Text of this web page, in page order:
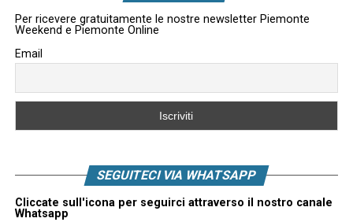
Per ricevere gratuitamente le nostre newsletter Piemonte
Weekend e Piemonte Online
Email
SEGUITECI VIA WHATSAPP
Cliccate sull'icona per seguirci attraverso il nostro canale
Whatsapp